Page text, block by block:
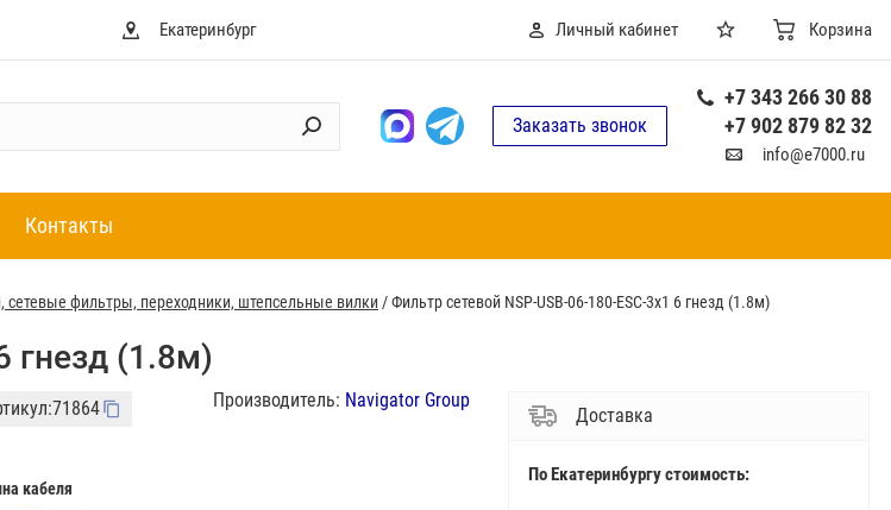
Екатеринбург Личный кабинет Корзина
Заказать звонок
+7 343 266 30 88
+7 902 879 82 32
info@e7000.ru
Контакты
сетевые фильтры, переходники, штепсельные вилки /Фильтр сетевой NSP-USB-06-180-ESC-3x1 6 гнезд (1.8м)
гнезд (1.8м)
71864 Производитель: Navigator Group
кабеля
Доставка
По Екатеринбургу стоимость: